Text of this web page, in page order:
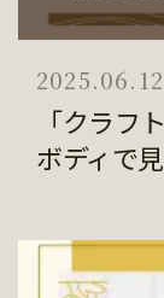
2025.06.12
「クラフ
ボディで